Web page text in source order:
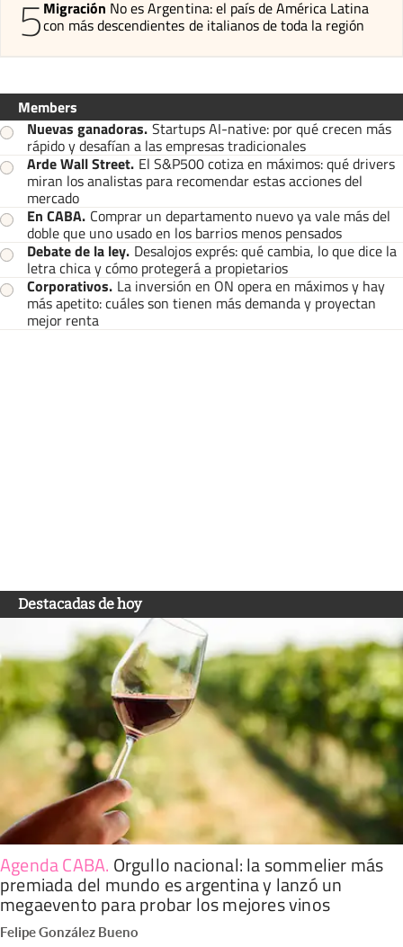
5Migración No es Argentina: el país de América Latina
con más descendientes de italianos de toda la región
Members
Nuevas ganadoras. Startups AI-native: por qué crecen más
rápido y desafían a las empresas tradicionales
Arde Wall Street. El S&P500 cotiza en máximos: qué drivers
miran los analistas para recomendar estas acciones del
mercado
En CABA. Comprar un departamento nuevo ya vale más del
doble que uno usado en los barrios menos pensados
Debate de la ley. Desalojos exprés: qué cambia, lo que dice la
letra chica y cómo protegerá a propietarios
Corporativos. La inversión en ON opera en máximos y hay
más apetito: cuáles son tienen más demanda y proyectan
mejor renta
Destacadas de hoy
Agenda CABA. Orgullo nacional: la sommelier más
premiada del mundo es argentina y lanzó un
megaevento para probar los mejores vinos
Felipe González Bueno